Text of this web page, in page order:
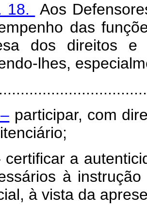
18.
Aos
das
dos direitos e
lhes,
participar, com
certificar a
à
à vista da